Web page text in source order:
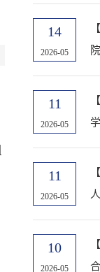
14
2026-05
11
2026-05
11
2026-05
10
2026-05